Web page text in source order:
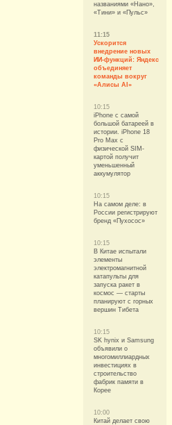
названиями «Нано»,
«Тини» и «Пульс»
11:15
Ускорится
внедрение новых
ИИ-функций: Яндекс
объединяет
команды вокруг
«Алисы AI»
10:15
iPhone с самой
большой батареей в
истории. iPhone 18
Pro Max с
физической SIM-
картой получит
уменьшенный
аккумулятор
10:15
На самом деле: в
России регистрируют
бренд «Пухосос»
10:15
В Китае испытали
элементы
электромагнитной
катапульты для
запуска ракет в
космос — старты
планируют с горных
вершин Тибета
10:15
SK hynix и Samsung
объявили о
многомиллиардных
инвестициях в
строительство
фабрик памяти в
Корее
10:00
Китай делает свою